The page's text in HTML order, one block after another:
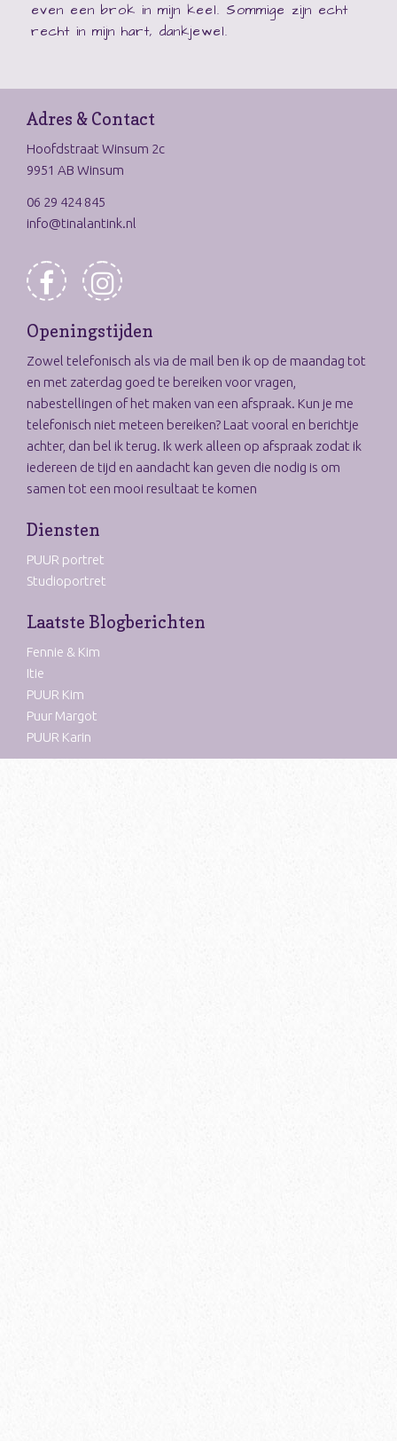
even een brok in mijn keel. Sommige zijn echt
recht in mijn hart, dankjewel.
Adres & Contact
Hoofdstraat Winsum 2c
9951 AB Winsum
06 29 424 845
info@tinalantink.nl
Openingstijden
Zowel telefonisch als via de mail ben ik op de maandag tot
en met zaterdag goed te bereiken voor vragen,
nabestellingen of het maken van een afspraak. Kun je me
telefonisch niet meteen bereiken? Laat vooral en berichtje
achter, dan bel ik terug. Ik werk alleen op afspraak zodat ik
iedereen de tijd en aandacht kan geven die nodig is om
samen tot een mooi resultaat te komen
Diensten
PUUR portret
Studioportret
Laatste Blogberichten
Fennie & Kim
Itie
PUUR Kim
Puur Margot
PUUR Karin